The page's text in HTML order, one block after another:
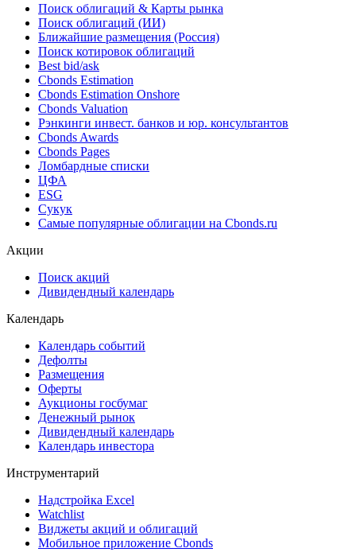
Поиск облигаций & Карты рынка
Поиск облигаций (ИИ)
Ближайшие размещения (Россия)
Поиск котировок облигаций
Best bid/ask
Cbonds Estimation
Cbonds Estimation Onshore
Cbonds Valuation
Рэнкинги инвест. банков и юр. консультантов
Cbonds Awards
Cbonds Pages
Ломбардные списки
ЦФА
ESG
Сукук
Самые популярные облигации на Cbonds.ru
Акции
Поиск акций
Дивидендный календарь
Календарь
Календарь событий
Дефолты
Размещения
Оферты
Аукционы госбумаг
Денежный рынок
Дивидендный календарь
Календарь инвестора
Инструментарий
Надстройка Excel
Watchlist
Виджеты акций и облигаций
Мобильное приложение Cbonds